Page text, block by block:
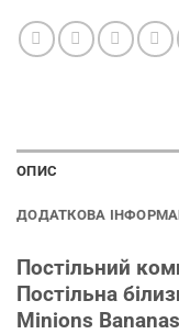
ОПИС
ДОДАТКОВА
Постільний
Постільна
Minions Bananas